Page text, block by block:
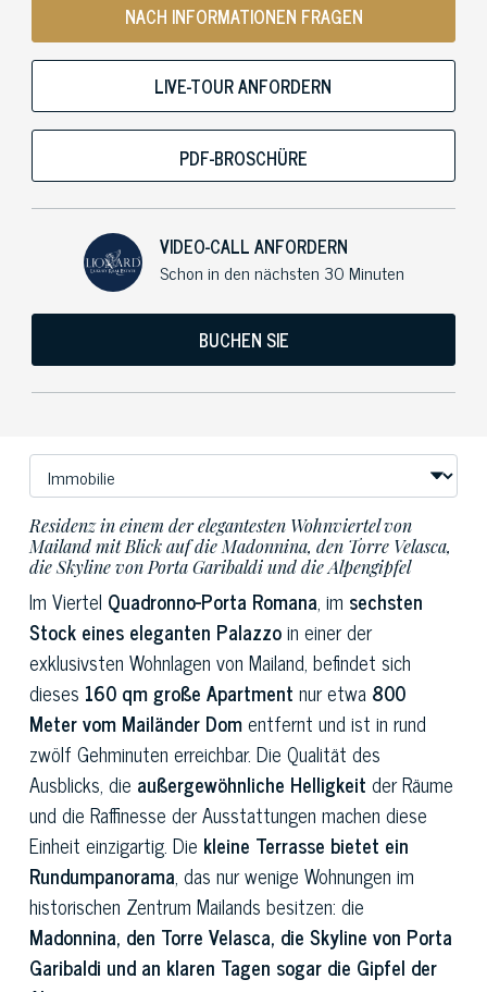
NACH INFORMATIONEN FRAGEN
LIVE-TOUR ANFORDERN
PDF-BROSCHÜRE
VIDEO-CALL ANFORDERN
Schon in den nächsten 30 Minuten
BUCHEN SIE
Residenz in einem der elegantesten Wohnviertel von
Mailand mit Blick auf die Madonnina, den Torre Velasca,
die Skyline von Porta Garibaldi und die Alpengipfel
Im Viertel Quadronno-Porta Romana, im sechsten
Stock eines eleganten Palazzoin einer der
exklusivsten Wohnlagen von Mailand, befindet sich
dieses 160 qm große Apartment nur etwa 800
Meter vom Mailänder Domentfernt und ist in rund
zwölf Gehminuten erreichbar. Die Qualität des
Ausblicks, die außergewöhnliche Helligkeit der Räume
und die Raffinesse der Ausstattungen machen diese
Einheit einzigartig. Die kleine Terrasse bietet ein
Rundumpanorama, das nur wenige Wohnungen im
historischen Zentrum Mailands besitzen: die
Madonnina, den Torre Velasca, die Skyline von Porta
Garibaldi und an klaren Tagen sogar die Gipfel der